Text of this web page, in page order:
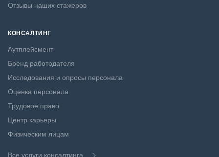
Отзывы наших стажеров
КОНСАЛТИНГ
Аутплейсмент
Бренд работодателя
Исследования и опросы персонала
Оценка персонала
Трудовое право
Центр карьеры
Физическим лицам
Все услуги консалтинга